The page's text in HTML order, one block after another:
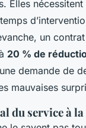
Elles
un contrat
20 % de
demande de
mauvaises
du service à